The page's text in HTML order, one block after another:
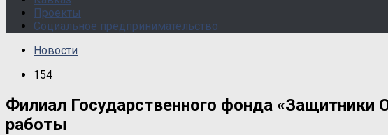
Проекты
Социальное предпринимательство
Новости
154
Филиал Государственного фонда «Защитники
работы